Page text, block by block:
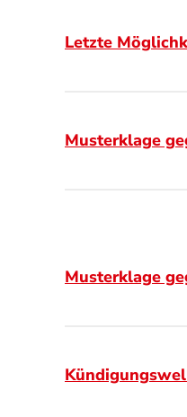
Letzte
Musterklage
Musterklage